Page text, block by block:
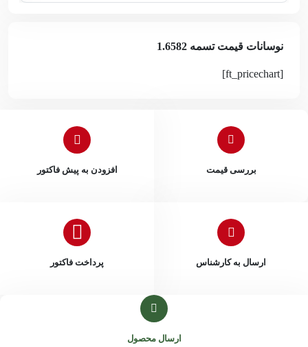
نوسانات قیمت تسمه 1.6582
[ft_pricechart]
بررسی قیمت افزودن به پیش فاکتور
ارسال به کارشناس پرداخت فاکتور
ارسال محصول